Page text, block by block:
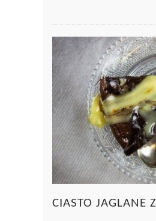
CIASTO JAGLANE